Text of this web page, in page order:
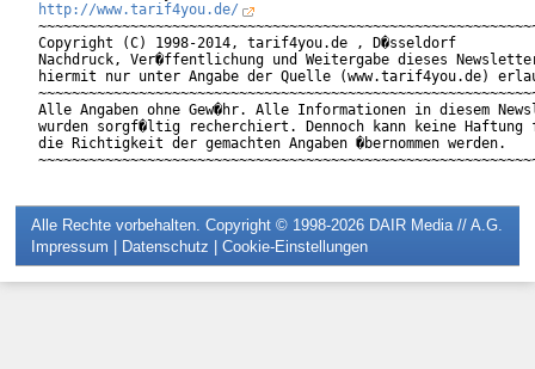
http://www.tarif4you.de/
Copyright (C) 1998-2014, tarif4you.de , D�sseldorf
Nachdruck, Ver�ffentlichung und Weitergabe dieses
hiermit nur unter Angabe der Quelle (www.tarif4you.de)
Alle Angaben ohne Gew�hr. Alle Informationen in diesem
wurden sorgf�ltig recherchiert. Dennoch kann keine Haftung
die Richtigkeit der gemachten Angaben �bernommen werden.
Alle Rechte vorbehalten. Copyright © 1998-2026 DAIR Media // A.G.
Impressum | Datenschutz | Cookie-Einstellungen